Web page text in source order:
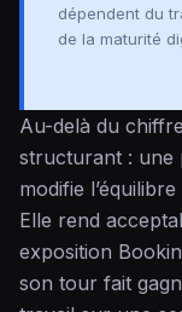
dépendent du
de la maturité
Au-delà du
structurant : une
modifie
Elle rend
exposition
son tour fait